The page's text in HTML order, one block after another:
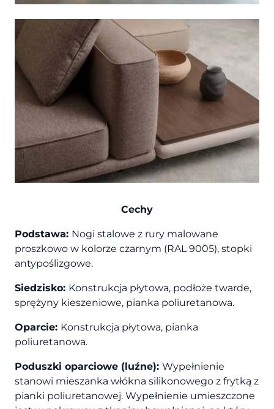
Cechy
Podstawa: Nogi stalowe z rury malowane
proszkowo w kolorze czarnym (RAL 9005), stopki
antypoślizgowe.
Siedzisko: Konstrukcja płytowa, podłoże twarde,
sprężyny kieszeniowe, pianka poliuretanowa.
Oparcie: Konstrukcja płytowa, pianka
poliuretanowa.
Poduszki oparciowe (luźne): Wypełnienie
stanowi mieszanka włókna silikonowego z frytką z
pianki poliuretanowej. Wypełnienie umieszczone